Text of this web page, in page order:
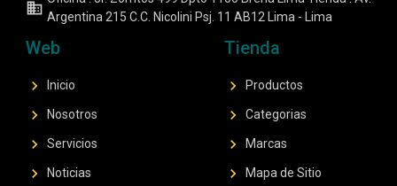
business Argentina 215 C.C. Nicolini Psj. 11 AB12 Lima - Lima
Web
chevron_right Inicio
chevron_right Nosotros
chevron_right Servicios
chevron_right Noticias
Tienda
chevron_right Productos
chevron_right Categorias
chevron_right Marcas
chevron_right Mapa de Sitio